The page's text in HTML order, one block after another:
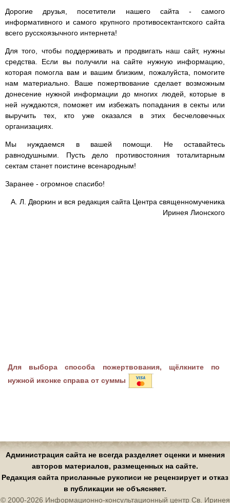
Дорогие друзья, посетители нашего сайта - самого
информативного и самого крупного противосектантского сайта
всего русскоязычного интернета!
Для того, чтобы поддерживать и продвигать наш сайт, нужны
средства. Если вы получили на сайте нужную информацию,
которая помогла вам и вашим близким, пожалуйста, помогите
нам материально. Ваше пожертвование сделает возможным
донесение нужной информации до многих людей, которые в
ней нуждаются, поможет им избежать попадания в секты или
выручить тех, кто уже оказался в этих бесчеловечных
организациях.
Мы нуждаемся в вашей помощи. Не оставайтесь
равнодушными. Пусть дело противостояния тоталитарным
сектам станет поистине всенародным!
Заранее - огромное спасибо!
А. Л. Дворкин и вся редакция сайта Центра священномученика
Иринея Лионского
Для выбора способа пожертвования, щёлкните по
нужной иконке справа от суммы
Администрация сайта не всегда разделяет оценки и мнения
авторов материалов, размещенных на сайте.
Редакция сайта присланные рукописи не рецензирует и отказ
в публикации не объясняет.
© 2000-2026 Информационно-консультационный центр Св. Иринея